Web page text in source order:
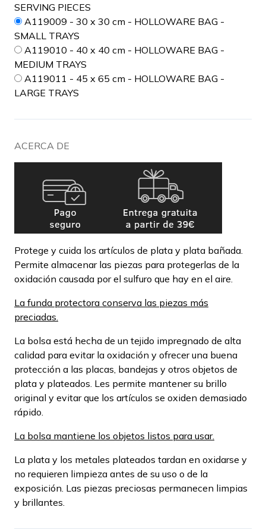
SERVING PIECES
A119009 - 30 x 30 cm - HOLLOWARE BAG -
SMALL TRAYS
A119010 - 40 x 40 cm - HOLLOWARE BAG -
MEDIUM TRAYS
A119011 - 45 x 65 cm - HOLLOWARE BAG -
LARGE TRAYS
ACERCA DE
Protege y cuida los artículos de plata y plata bañada.
Permite almacenar las piezas para protegerlas de la
oxidación causada por el sulfuro que hay en el aire.
La funda protectora conserva las piezas más
preciadas.
La bolsa está hecha de un tejido impregnado de alta
calidad para evitar la oxidación y ofrecer una buena
protección a las placas, bandejas y otros objetos de
plata y plateados. Les permite mantener su brillo
original y evitar que los artículos se oxiden demasiado
rápido.
La bolsa mantiene los objetos listos para usar.
La plata y los metales plateados tardan en oxidarse y
no requieren limpieza antes de su uso o de la
exposición. Las piezas preciosas permanecen limpias
y brillantes.